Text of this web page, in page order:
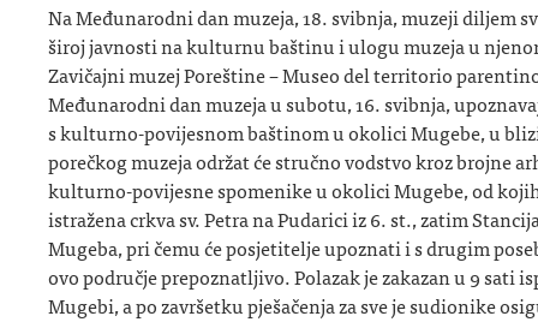
Na Međunarodni dan muzeja, 18. svibnja, muzeji diljem
široj javnosti na kulturnu baštinu i ulogu muzeja u
Zavičajni muzej Poreštine – Museo del territorio
Međunarodni dan muzeja u subotu, 16. svibnja,
s kulturno-povijesnom baštinom u okolici Mugebe, u
porečkog muzeja održat će stručno vodstvo kroz brojne
kulturno-povijesne spomenike u okolici Mugebe, od
istražena crkva sv. Petra na Pudarici iz 6. st., zatim
Mugeba, pri čemu će posjetitelje upoznati i s drugim
ovo područje prepoznatljivo. Polazak je zakazan u 9 sati
Mugebi, a po završetku pješačenja za sve je sudionike